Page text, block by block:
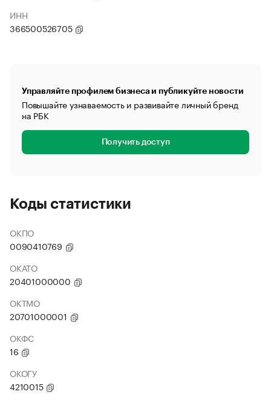
ИНН
366500526705
Управляйте профилем бизнеса и публикуйте новости
Повышайте узнаваемость и развивайте личный бренд
на РБК
Получить доступ
Коды статистики
ОКПО
0090410769
ОКАТО
20401000000
ОКТМО
20701000001
ОКФС
16
ОКОГУ
4210015